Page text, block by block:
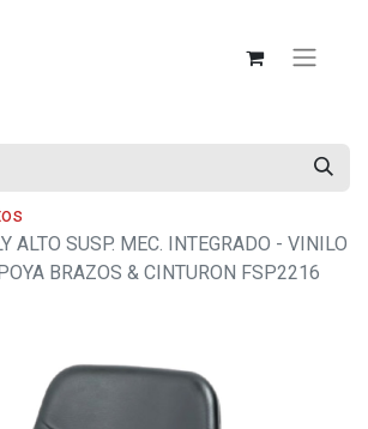
ALTO SUSP. MEC. INTEGRADO - VINILO
BRAZOS & CINTURON FSP2216